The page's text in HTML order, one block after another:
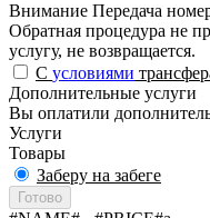
Внимание Передача
Обратная процедура не
услугу, не возвращается.
С условиями
Дополнительные услуги
Вы оплатили
Услуги
Товары
Заберу на забеге
Готово